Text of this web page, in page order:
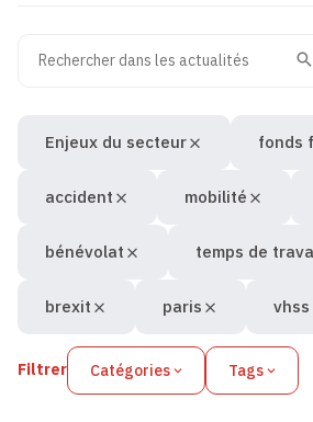
Recherche
Filtrer Catégories Tags
Enjeux du secteur fonds
accident mobilité
bénévolat temps de
brexit paris vhss